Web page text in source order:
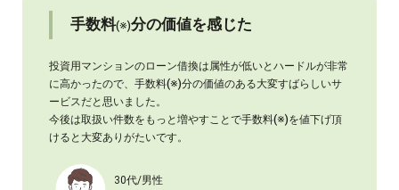
手数料(※)分の価値を感じた
投資用マンションのローン借換は属性が低いとハードルが非常
に高かったので、手数料(※)分の価値のある大変すばらしいサ
ービスだと思いました。
今後は取扱い件数をもっと増やすことで手数料(※)を値下げ頂
けると大変ありがたいです。
30代/男性